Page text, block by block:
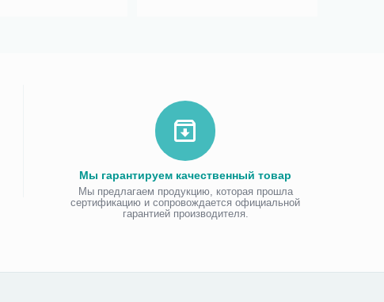
Мы гарантируем качественный товар
Мы предлагаем продукцию, которая прошла
сертификацию и сопровождается официальной
гарантией производителя.